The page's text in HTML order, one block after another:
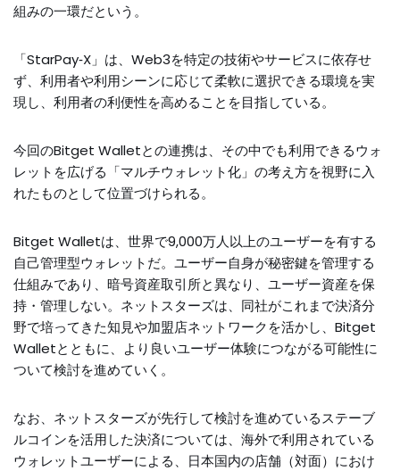
組みの一環だという。
「StarPay‑X」は、Web3を特定の技術やサービスに依存せ
ず、利用者や利用シーンに応じて柔軟に選択できる環境を実
現し、利用者の利便性を高めることを目指している。
今回のBitget Walletとの連携は、その中でも利用できるウォ
レットを広げる「マルチウォレット化」の考え方を視野に入
れたものとして位置づけられる。
Bitget Walletは、世界で9,000万人以上のユーザーを有する
自己管理型ウォレットだ。ユーザー自身が秘密鍵を管理する
仕組みであり、暗号資産取引所と異なり、ユーザー資産を保
持・管理しない。ネットスターズは、同社がこれまで決済分
野で培ってきた知見や加盟店ネットワークを活かし、Bitget
Walletとともに、より良いユーザー体験につながる可能性に
ついて検討を進めていく。
なお、ネットスターズが先行して検討を進めているステーブ
ルコインを活用した決済については、海外で利用されている
ウォレットユーザーによる、日本国内の店舗（対面）におけ